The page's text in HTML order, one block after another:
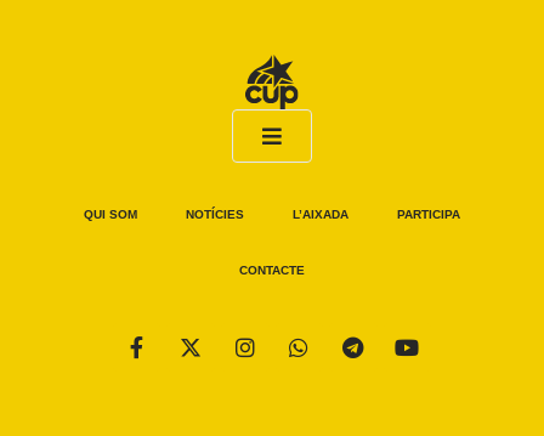
QUI SOM NOTÍCIES L’AIXADA PARTICIPA
CONTACTE